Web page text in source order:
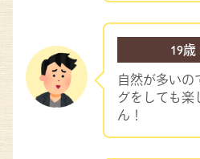
19
自然が多いの
グをしても楽
ん！